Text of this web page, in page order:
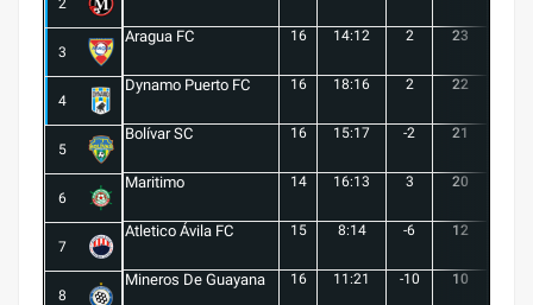
3
Aragua FC 16 14:12 2 23
4
Dynamo Puerto FC 16 18:16 2 22
5
Bolívar SC 16 15:17 -2 21
6
Maritimo 14 16:13 3 20
7
Atletico Ávila FC 15 8:14 -6 12
8
Mineros De Guayana 16 11:21 -10 10